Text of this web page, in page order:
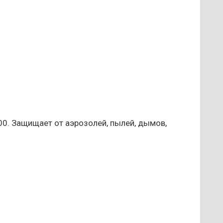
Защищает от аэрозолей, пылей, дымов,